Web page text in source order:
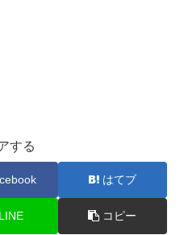
する
はてブ
LINE コピー